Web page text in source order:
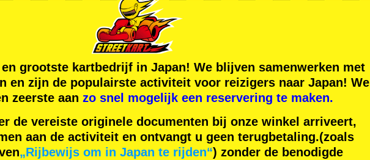
grootste kartbedrijf in Japan! We blijven samenwerken met
en zijn de populairste activiteit voor reizigers naar Japan! We
zeerste aan zo snel mogelijk een reservering te maken.
de vereiste originele documenten bij onze winkel arriveert,
aan de activiteit en ontvangt u geen terugbetaling.(zoals
„Rijbewijs om in Japan te rijden“) zonder de benodigde